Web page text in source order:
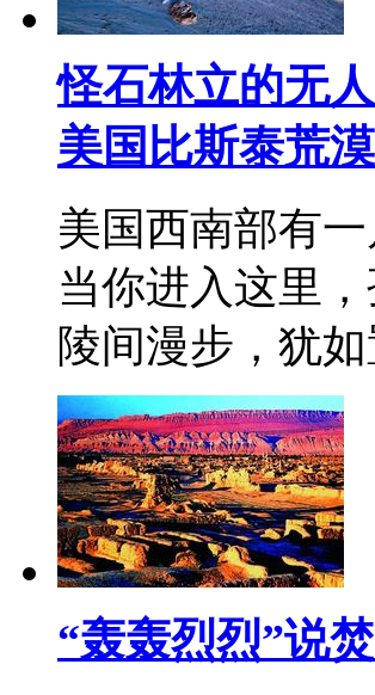
怪石林立的无
美国比斯泰荒漠
美国西南部有
当你进入这里
陵间漫步，犹
“轰轰烈烈”说